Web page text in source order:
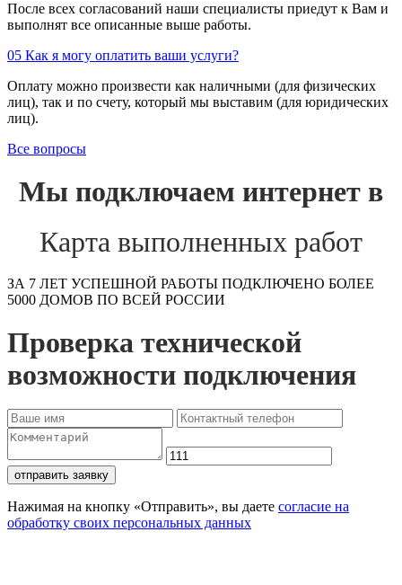
После всех согласований наши специалисты приедут к Вам и
выполнят все описанные выше работы.
05 Как я могу оплатить ваши услуги?
Оплату можно произвести как наличными (для физических
лиц), так и по счету, который мы выставим (для юридических
лиц).
Все вопросы
Мы подключаем интернет в
Карта выполненных работ
ЗА 7 ЛЕТ УСПЕШНОЙ РАБОТЫ ПОДКЛЮЧЕНО БОЛЕЕ
5000 ДОМОВ ПО ВСЕЙ РОССИИ
Проверка технической
возможности подключения
отправить заявку
Нажимая на кнопку «Отправить», вы даете согласие на
обработку своих персональных данных